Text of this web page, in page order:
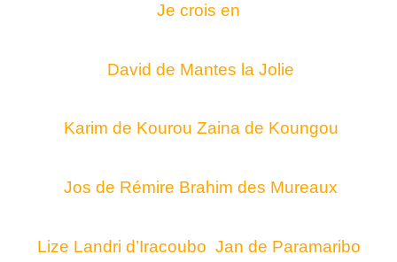
Je crois en
David de Mantes la Jolie
Karim de Kourou Zaina de Koungou
Jos de Rémire Brahim des Mureaux
Lize Landri d’Iracoubo Jan de Paramaribo